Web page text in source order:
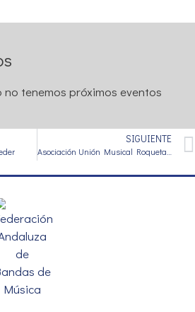
no tenemos próximos eventos
SIGUIENTE
Asociación Unión Musical Roquetas de Mar